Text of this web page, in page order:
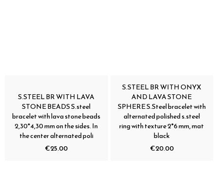
S.STEEL BR WITH LAVA
STONE BEADS S.steel
bracelet with lava stone beads
2,30*4,30 mm on the sides. In
the center alternated poli
€25.00
S.STEEL BR WITH ONYX
AND LAVA STONE
SPHERE S.Steel bracelet with
alternated polished s.steel
ring with texture 2*6 mm, mat
black
€20.00